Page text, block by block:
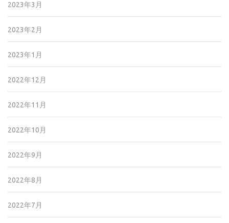
2023年3月
2023年2月
2023年1月
2022年12月
2022年11月
2022年10月
2022年9月
2022年8月
2022年7月